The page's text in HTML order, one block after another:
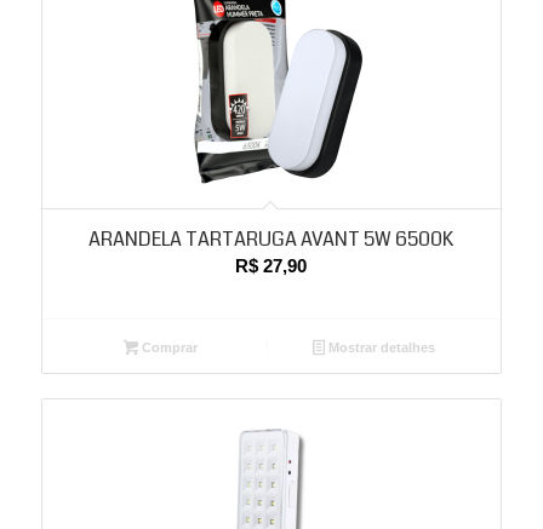
ARANDELA TARTARUGA AVANT 5W 6500K
R$ 27,90
Comprar Mostrar detalhes